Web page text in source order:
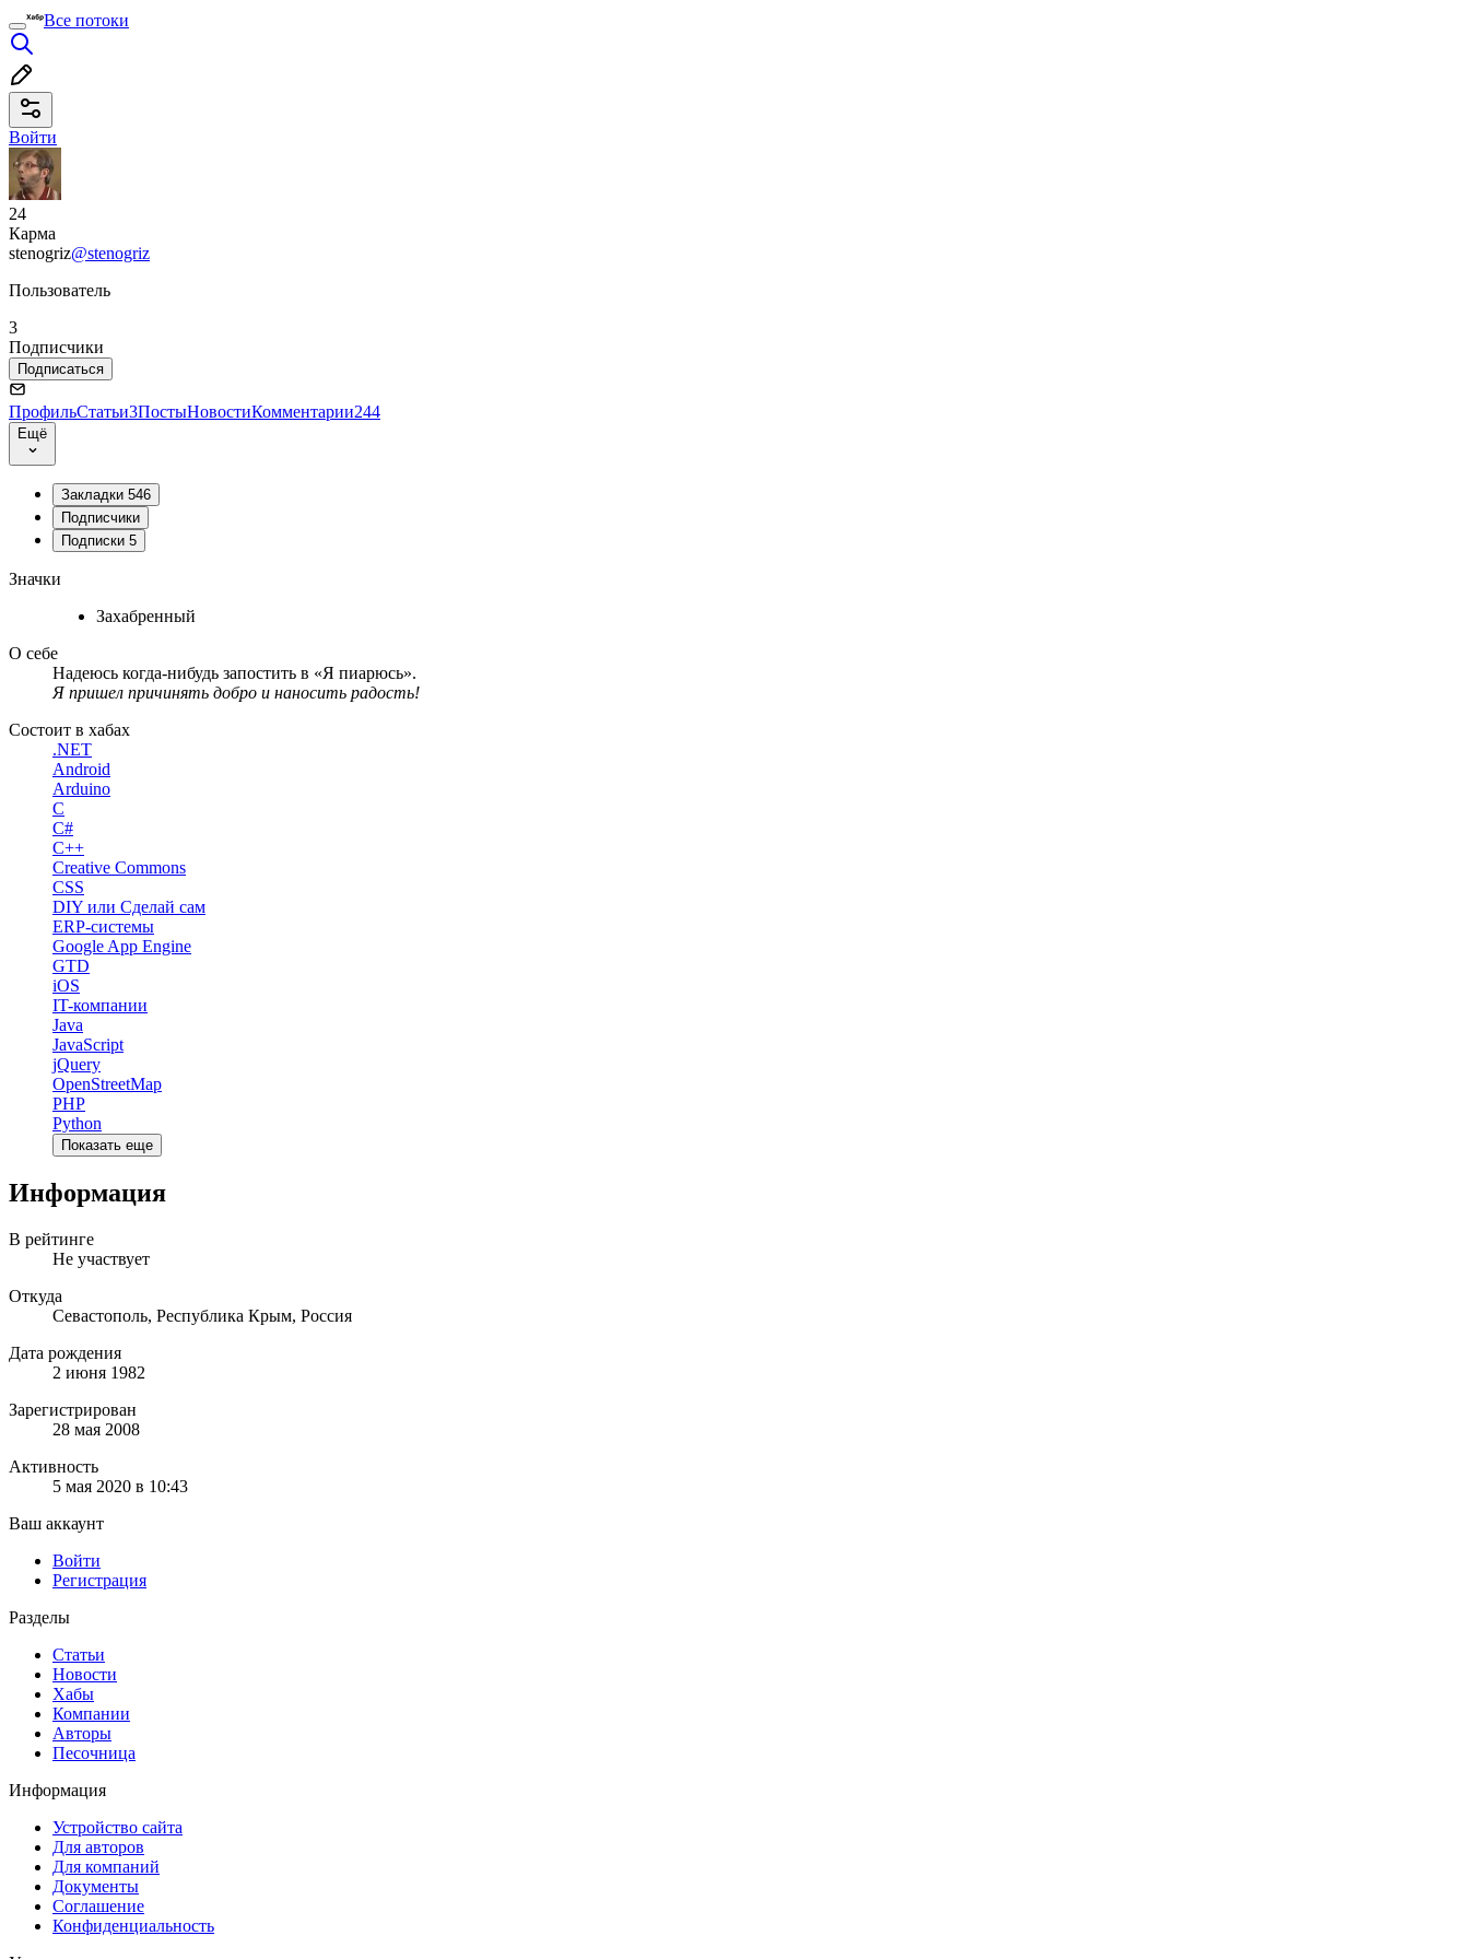
Все потоки
Войти
24
Карма
stenogriz@stenogriz
Пользователь
3
Подписчики
Подписаться
ПрофильСтатьи3ПостыНовостиКомментарии244
Ещё
Закладки 546
Подписчики
Подписки 5
Значки
Захабренный
О себе
Надеюсь когда-нибудь запостить в «Я пиарюсь».
Я пришел причинять добро и наносить радость!
Состоит в хабах
.NET
Android
Arduino
C
C#
C++
Creative Commons
CSS
DIY или Сделай сам
ERP-системы
Google App Engine
GTD
iOS
IT-компании
Java
JavaScript
jQuery
OpenStreetMap
PHP
Python
Показать еще
Информация
В рейтинге
Не участвует
Откуда
Севастополь, Республика Крым, Россия
Дата рождения
2 июня 1982
Зарегистрирован
28 мая 2008
Активность
5 мая 2020 в 10:43
Ваш аккаунт
Войти
Регистрация
Разделы
Статьи
Новости
Хабы
Компании
Авторы
Песочница
Информация
Устройство сайта
Для авторов
Для компаний
Документы
Соглашение
Конфиденциальность